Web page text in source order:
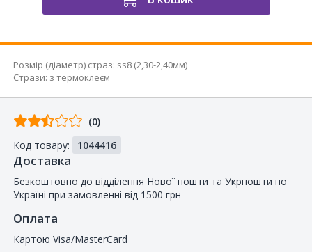
Розмір (діаметр) страз: ss8 (2,30-2,40мм)
Стрази: з термоклеєм
Відгуків
покупців
(0)
Код товару:
1044416
Доставка
Безкоштовно до відділення Нової пошти та Укрпошти по
Україні при замовленні від 1500 грн
Оплата
Картою Visa/MasterCard